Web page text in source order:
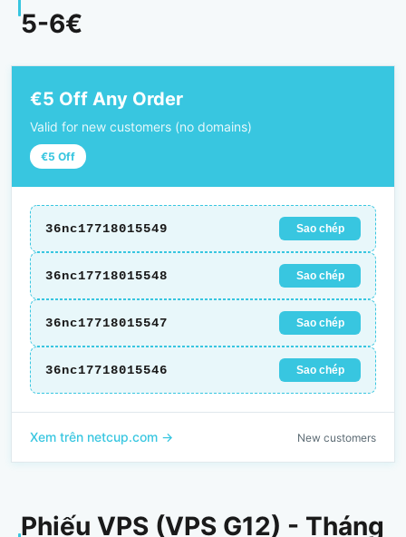
5-6€
€5 Off Any Order
Valid for new customers (no domains)
€5 Off
36nc17718015549 Sao chép
36nc17718015548 Sao chép
36nc17718015547 Sao chép
36nc17718015546 Sao chép
Xem trên netcup.com → New customers
Phiếu VPS (VPS G12) - Tháng